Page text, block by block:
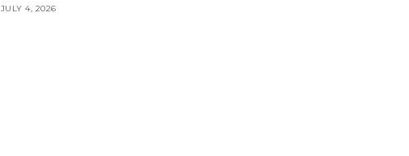
JULY 4, 2026